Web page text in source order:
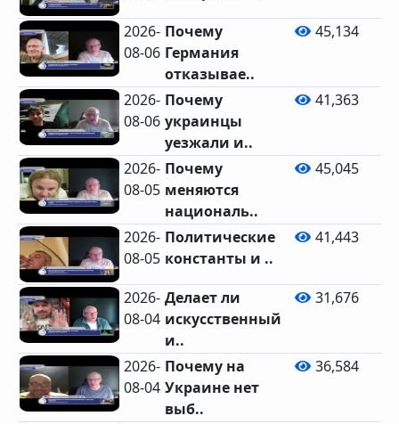
2026-
08-06
Почему
Германия
отказывае..
45,134
2026-
08-06
Почему
украинцы
уезжали и..
41,363
2026-
08-05
Почему
меняются
националь..
45,045
2026-
08-05
Политические
константы и ..
41,443
2026-
08-04
Делает ли
искусственный
и..
31,676
2026-
08-04
Почему на
Украине нет
выб..
36,584